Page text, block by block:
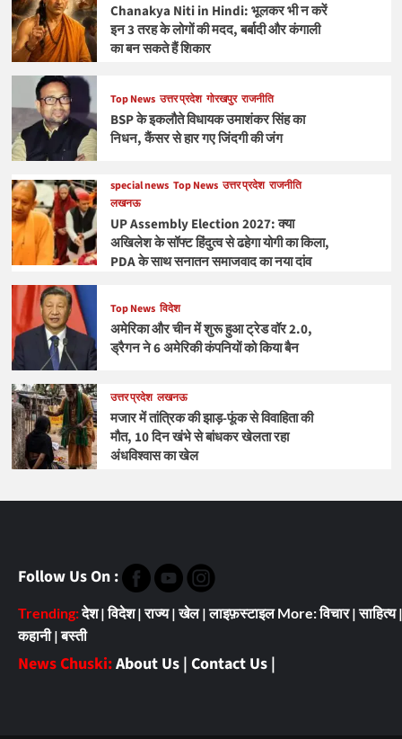
Chanakya Niti in Hindi: भूलकर भी न करें
इन 3 तरह के लोगों की मदद, बर्बादी और कंगाली
का बन सकते हैं शिकार
Top News उत्तर प्रदेश गोरखपुर राजनीति
BSP के इकलौते विधायक उमाशंकर सिंह का
निधन, कैंसर से हार गए जिंदगी की जंग
special news Top News उत्तर प्रदेश राजनीति
लखनऊ
UP Assembly Election 2027: क्या
अखिलेश के सॉफ्ट हिंदुत्व से ढहेगा योगी का किला,
PDA के साथ सनातन समाजवाद का नया दांव
Top News विदेश
अमेरिका और चीन में शुरू हुआ ट्रेड वॉर 2.0,
ड्रैगन ने 6 अमेरिकी कंपनियों को किया बैन
उत्तर प्रदेश लखनऊ
मजार में तांत्रिक की झाड़-फूंक से विवाहिता की
मौत, 10 दिन खंभे से बांधकर खेलता रहा
अंधविश्वास का खेल
Follow Us On :
Trending:देश|विदेश|राज्य|खेल|लाइफ़स्टाइल More:विचार|साहित्य|
कहानी|बस्ती
News Chuski:About Us | Contact Us |